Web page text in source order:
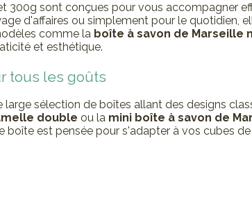
300g sont conçues pour vous accompagner
d'affaires ou simplement pour le
comme la boîte à savon de Marseille
et esthétique.
tous les goûts
sélection de boîtes allant des designs
double ou la mini boîte à savon de
boîte est pensée pour s'adapter à vos cubes